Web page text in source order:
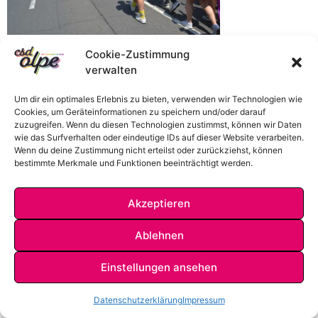
Cookie-Zustimmung
verwalten
Um dir ein optimales Erlebnis zu bieten, verwenden wir Technologien wie
Cookies, um Geräteinformationen zu speichern und/oder darauf
zuzugreifen. Wenn du diesen Technologien zustimmst, können wir Daten
wie das Surfverhalten oder eindeutige IDs auf dieser Website verarbeiten.
Wenn du deine Zustimmung nicht erteilst oder zurückziehst, können
bestimmte Merkmale und Funktionen beeinträchtigt werden.
Akzeptieren
Ablehnen
Einstellungen ansehen
DatenschutzerklärungImpressum
DATENSCHUTZKONTAKT